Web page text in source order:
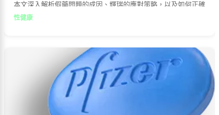
本文深入解析假藥問題的成因、輝瑞的應對策略，以及如何正確
選購正品藥物。
性健康